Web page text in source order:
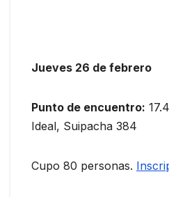
Jueves 26 de febrero
Punto de encuentro:
Ideal, Suipacha 384
Cupo 80 personas.